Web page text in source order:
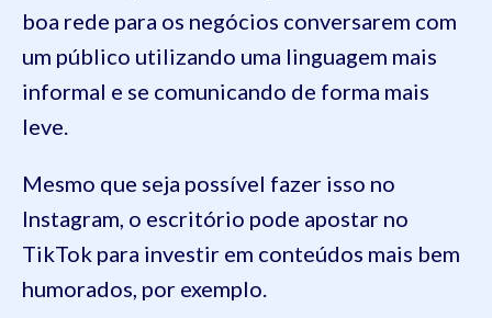
boa rede para os negócios conversarem com
um público utilizando uma linguagem mais
informal e se comunicando de forma mais
leve.
Mesmo que seja possível fazer isso no
Instagram, o escritório pode apostar no
TikTok para investir em conteúdos mais bem
humorados, por exemplo.